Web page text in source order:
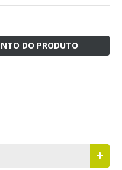
DO PRODUTO